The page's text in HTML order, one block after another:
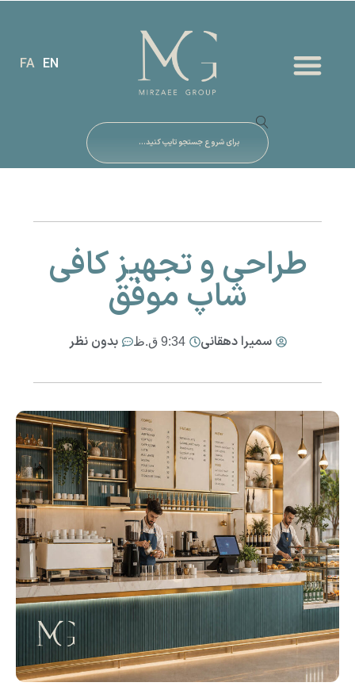
EN
FA
طراحی و تجهیز کافی
شاپ موفق
سمیرا دهقانی 9:34 ق.ظ بدون نظر